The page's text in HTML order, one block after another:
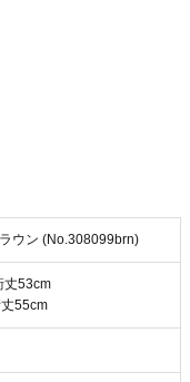
ン (No.308099brn)
丈53cm
55cm